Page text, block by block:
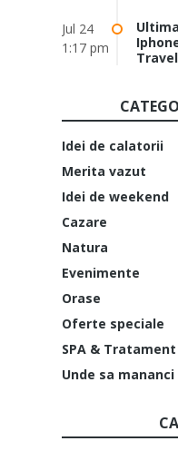
Jul 24
1:17 pm
Idei de calatorii
Merita vazut
Idei de weekend
Cazare
Natura
Evenimente
Orase
Oferte speciale
SPA & Tratament
Unde sa mananci